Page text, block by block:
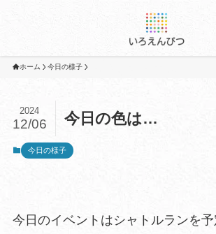
ホーム 今日の様子
今日の色は…
2024
12/06
今日の様子
今日のイベントはシャトルランを